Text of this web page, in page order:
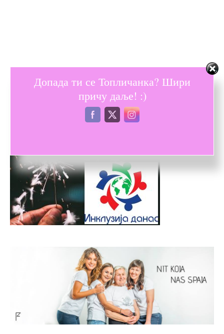
Допада ти се Топличанка? Шири
причу даље! :)